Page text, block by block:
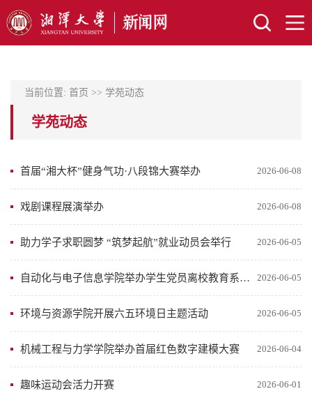
当前位置: 首页 >> 学苑动态
学苑动态
2026-06-08
首届“湘大杯”健身气功·八段锦大赛举办
2026-06-08
戏剧课程展演举办
2026-06-05
助力学子求职圆梦 “筑梦起航”就业动员会举行
2026-06-05
自动化与电子信息学院举办学生党员离校教育系列活动
2026-06-05
环境与资源学院开展六五环境日主题活动
2026-06-04
机械工程与力学学院举办首届红色数字建模大赛
2026-06-01
趣味运动会活力开赛